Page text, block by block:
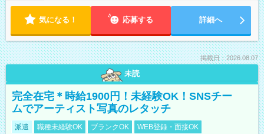
気になる！ 応募する 詳細へ
掲載日：2026.08.07
未読
完全在宅＊時給1900円！未経験OK！SNSチー
ムでアーティスト写真のレタッチ
派遣 職種未経験OK ブランクOK WEB登録・面接OK